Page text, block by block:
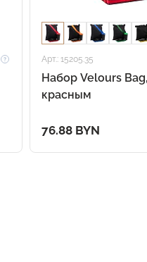
Арт.: 15205.35
Набор Velours
красным
76.88 BYN